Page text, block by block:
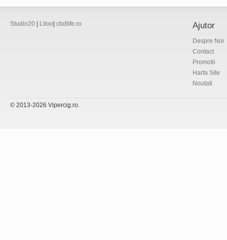
Studio20 Liloo cbdlife.ro Ajutor
Despre Noi
Contact
Promotii
Harta Site
Noutati
© 2013-2026 Vipercig.ro.